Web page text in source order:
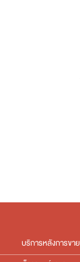
บริการหลังการขาย